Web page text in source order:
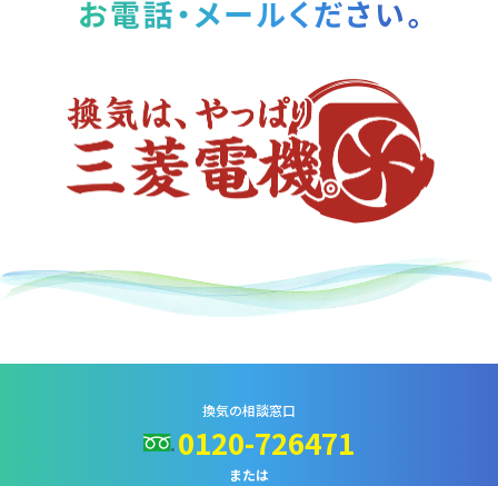
換気の相談窓口
0120-726471
または